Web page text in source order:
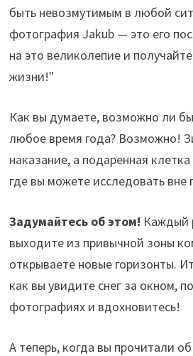
быть невозмутимым в любой
фотография Jakub — это его
на это великолепие и
жизни!"
Как вы думаете, возможно ли
любое время года? Возможно!
наказание, а подаренная
где вы можете исследовать вне
Задумайтесь об этом! Каждый
выходите из привычной зоны
открываете новые горизонты.
как вы увидите снег за окном,
фотографиях и вдохновитесь!
А теперь, когда вы прочитали